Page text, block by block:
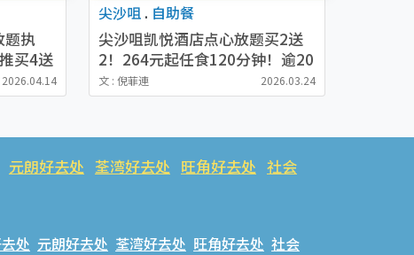
题执
买4送
：愁
2026.04.14
尖沙咀 . 自助餐
尖沙咀凯悦酒店点心放题买2送
2！264元起任食120分钟！逾20
款点心 虾饺/烧卖/叉烧酥/牛肉
球
文 : 倪菲連 2026.03.24
元朗好去处 荃湾好去处 旺角好去处 社会
处 元朗好去处 荃湾好去处 旺角好去处 社会